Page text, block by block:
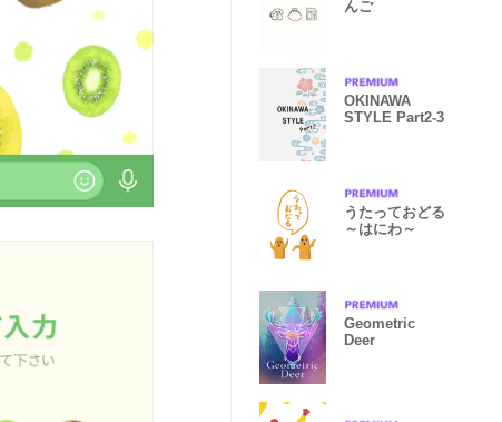
んご
OKINAWA
STYLE Part2-3
うたっておどる
～はにわ～
Geometric
Deer